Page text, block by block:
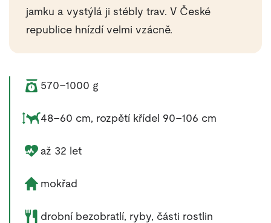
jamku a vystýlá ji stébly trav. V České
republice hnízdí velmi vzácně.
Váha zvířete:
570–1000 g
Rozměry zvířete:
48–60 cm, rozpětí křídel 90–106 cm
Délka života zvířete:
až 32 let
Životní prostředí zvířete:
mokřad
Potrava zvířete:
drobní bezobratlí, ryby, části rostlin